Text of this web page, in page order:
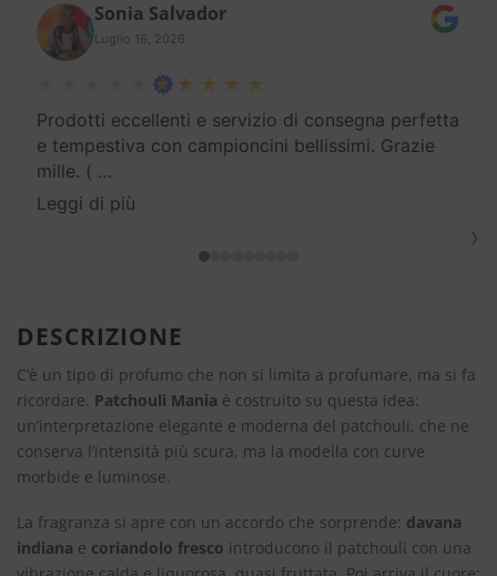
Sonia Salvador
Luglio 16, 2026
Prodotti eccellenti e servizio di consegna perfetta
e tempestiva con campioncini bellissimi. Grazie
mille. ( …
Leggi di più
›
DESCRIZIONE
C’è un tipo di profumo che non si limita a profumare, ma si fa
ricordare. Patchouli Mania è costruito su questa idea:
un’interpretazione elegante e moderna del patchouli, che ne
conserva l’intensità più scura, ma la modella con curve
morbide e luminose.
La fragranza si apre con un accordo che sorprende: davana
indiana e coriandolo fresco introducono il patchouli con una